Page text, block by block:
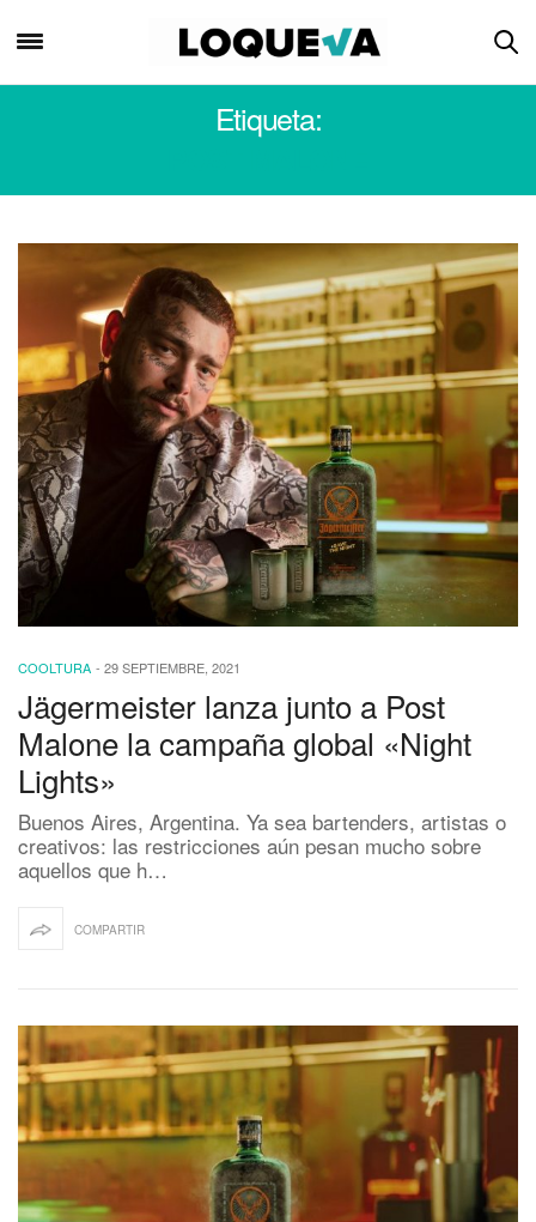
Etiqueta:
COOLTURA - 29 SEPTIEMBRE, 2021
Jägermeister lanza junto a Post
Malone la campaña global «Night
Lights»
Buenos Aires, Argentina. Ya sea bartenders, artistas o
creativos: las restricciones aún pesan mucho sobre
aquellos que h…
COMPARTIR